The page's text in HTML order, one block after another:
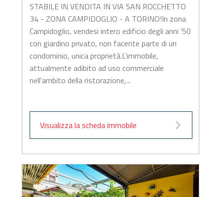
STABILE IN VENDITA IN VIA SAN ROCCHETTO
34 - ZONA CAMPIDOGLIO - A TORINO!In zona
Campidoglio, vendesi intero edificio degli anni '50
con giardino privato, non facente parte di un
condominio, unica proprietà.L'immobile,
attualmente adibito ad uso commerciale
nell'ambito della ristorazione,...
Visualizza la scheda immobile